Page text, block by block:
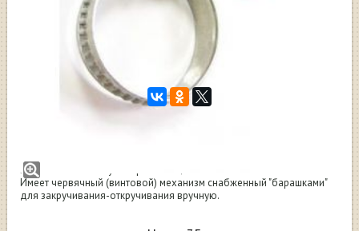
Хомут винтовой "Бабочка", 10-16 мм
Ширина ленты хомута нержавеющей стали: 8 мм.
Имеет червячный (винтовой) механизм снабженный "барашками"
для закручивания-откручивания вручную.